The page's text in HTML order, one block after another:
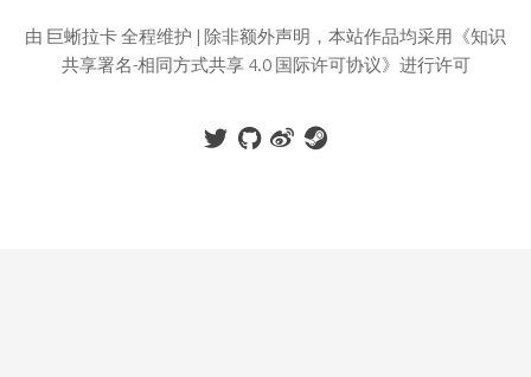
由 巨蜥拉卡 全程维护 | 除非额外声明，本站作品均采用《知识
共享署名-相同方式共享 4.0 国际许可协议》进行许可